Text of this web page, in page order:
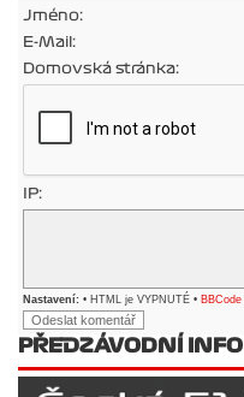
Jméno:
E-Mail:
Domovská stránka:
IP:
Nastavení: • HTML je VYPNUTÉ • BBCode
PŘEDZÁVODNÍ INFO